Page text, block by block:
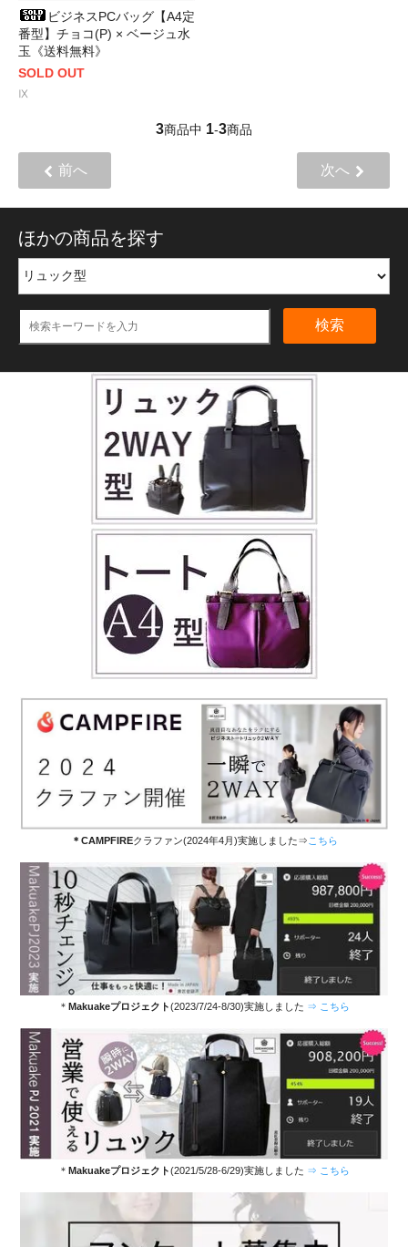
ビジネスPCバッグ【A4定
番型】チョコ(P) × ベージュ水
玉《送料無料》
SOLD OUT
Ⅸ
3商品中 1-3商品
前へ 次へ
ほかの商品を探す
検索
＊CAMPFIREクラファン(2024年4月)実施しました⇒ こちら
＊ Makuakeプロジェクト(2023/7/24-8/30)実施しました ⇒ こちら
＊ Makuakeプロジェクト(2021/5/28-6/29)実施しました ⇒ こちら